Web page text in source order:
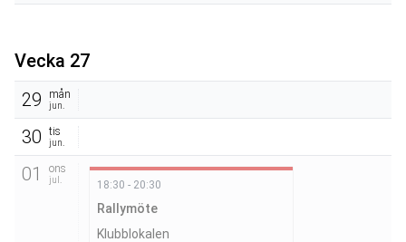
Vecka 27
29
mån
jun.
30 tis
jun.
01 ons
jul. 18:30 - 20:30
Rallymöte
Klubblokalen